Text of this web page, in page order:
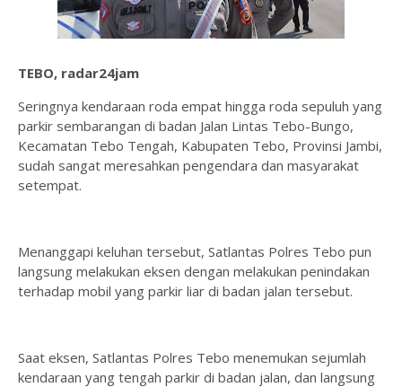
TEBO, radar24jam
Seringnya kendaraan roda empat hingga roda sepuluh yang
parkir sembarangan di badan Jalan Lintas Tebo-Bungo,
Kecamatan Tebo Tengah, Kabupaten Tebo, Provinsi Jambi,
sudah sangat meresahkan pengendara dan masyarakat
setempat.
Menanggapi keluhan tersebut, Satlantas Polres Tebo pun
langsung melakukan eksen dengan melakukan penindakan
terhadap mobil yang parkir liar di badan jalan tersebut.
Saat eksen, Satlantas Polres Tebo menemukan sejumlah
kendaraan yang tengah parkir di badan jalan, dan langsung